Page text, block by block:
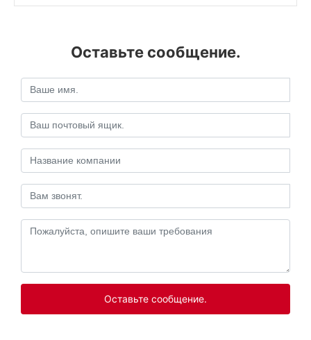
Оставьте сообщение.
Оставьте сообщение.